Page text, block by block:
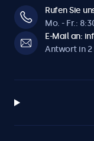
Rufen Sie
Mo. - Fr.:
E-Mail an:
Antwort in 2